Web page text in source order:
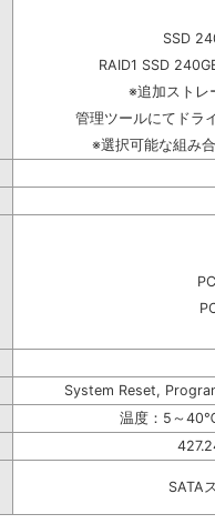
SSD
RAID1 SSD
※追加ストレ
管理ツールにてドラ
※選択可能な組み
System Reset,
温度：5～
SATA